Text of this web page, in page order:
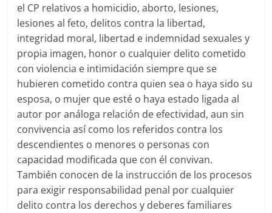
el CP relativos a homicidio, aborto, lesiones,
lesiones al feto, delitos contra la libertad,
integridad moral, libertad e indemnidad sexuales y
propia imagen, honor o cualquier delito cometido
con violencia e intimidación siempre que se
hubieren cometido contra quien sea o haya sido su
esposa, o mujer que esté o haya estado ligada al
autor por análoga relación de efectividad, aun sin
convivencia así como los referidos contra los
descendientes o menores o personas con
capacidad modificada que con él convivan.
También conocen de la instrucción de los procesos
para exigir responsabilidad penal por cualquier
delito contra los derechos y deberes familiares